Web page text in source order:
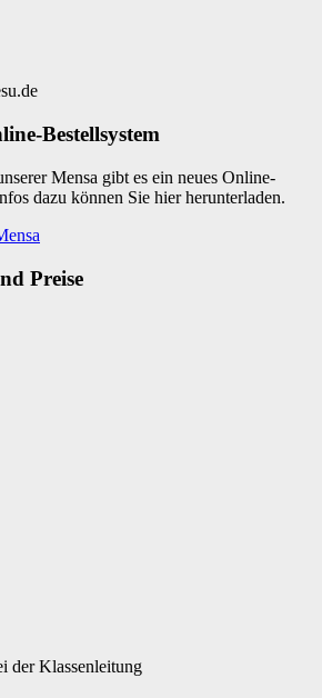
Bestellsystem
Mensa gibt es ein neues Online-
dazu können Sie hier herunterladen.
Preise
der Klassenleitung